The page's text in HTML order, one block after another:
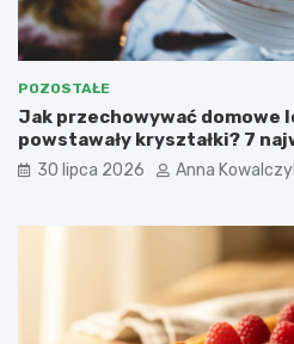
POZOSTAŁE
Jak przechowywać domowe
powstawały kryształki? 7
30 lipca 2026 Anna